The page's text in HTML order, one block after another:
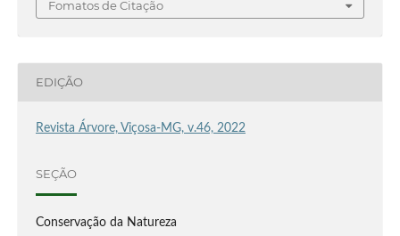
Fomatos de Citação
EDIÇÃO
Revista Árvore, Viçosa-MG, v.46, 2022
SEÇÃO
Conservação da Natureza